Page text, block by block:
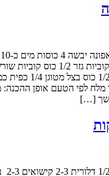
מלח לפי הטעם אופן
[…]